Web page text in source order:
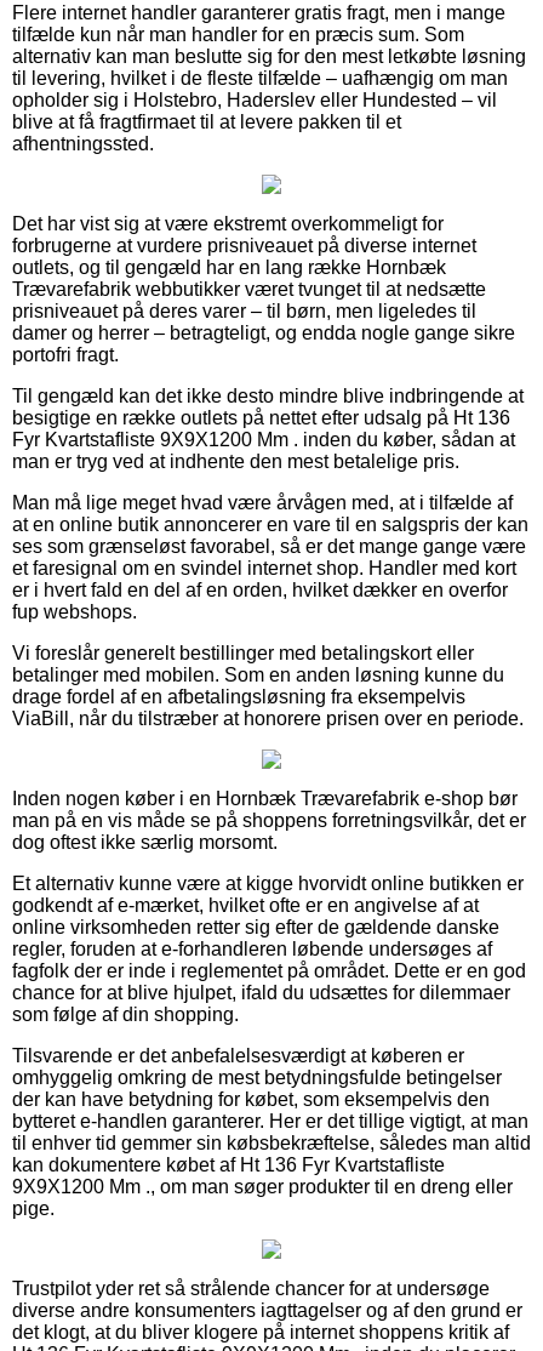
Flere internet handler garanterer gratis fragt, men i mange
tilfælde kun når man handler for en præcis sum. Som
alternativ kan man beslutte sig for den mest letkøbte løsning
til levering, hvilket i de fleste tilfælde – uafhængig om man
opholder sig i Holstebro, Haderslev eller Hundested – vil
blive at få fragtfirmaet til at levere pakken til et
afhentningssted.
Det har vist sig at være ekstremt overkommeligt for
forbrugerne at vurdere prisniveauet på diverse internet
outlets, og til gengæld har en lang række Hornbæk
Trævarefabrik webbutikker været tvunget til at nedsætte
prisniveauet på deres varer – til børn, men ligeledes til
damer og herrer – betragteligt, og endda nogle gange sikre
portofri fragt.
Til gengæld kan det ikke desto mindre blive indbringende at
besigtige en række outlets på nettet efter udsalg på Ht 136
Fyr Kvartstafliste 9X9X1200 Mm . inden du køber, sådan at
man er tryg ved at indhente den mest betalelige pris.
Man må lige meget hvad være årvågen med, at i tilfælde af
at en online butik annoncerer en vare til en salgspris der kan
ses som grænseløst favorabel, så er det mange gange være
et faresignal om en svindel internet shop. Handler med kort
er i hvert fald en del af en orden, hvilket dækker en overfor
fup webshops.
Vi foreslår generelt bestillinger med betalingskort eller
betalinger med mobilen. Som en anden løsning kunne du
drage fordel af en afbetalingsløsning fra eksempelvis
ViaBill, når du tilstræber at honorere prisen over en periode.
Inden nogen køber i en Hornbæk Trævarefabrik e-shop bør
man på en vis måde se på shoppens forretningsvilkår, det er
dog oftest ikke særlig morsomt.
Et alternativ kunne være at kigge hvorvidt online butikken er
godkendt af e-mærket, hvilket ofte er en angivelse af at
online virksomheden retter sig efter de gældende danske
regler, foruden at e-forhandleren løbende undersøges af
fagfolk der er inde i reglementet på området. Dette er en god
chance for at blive hjulpet, ifald du udsættes for dilemmaer
som følge af din shopping.
Tilsvarende er det anbefalelsesværdigt at køberen er
omhyggelig omkring de mest betydningsfulde betingelser
der kan have betydning for købet, som eksempelvis den
bytteret e-handlen garanterer. Her er det tillige vigtigt, at man
til enhver tid gemmer sin købsbekræftelse, således man altid
kan dokumentere købet af Ht 136 Fyr Kvartstafliste
9X9X1200 Mm ., om man søger produkter til en dreng eller
pige.
Trustpilot yder ret så strålende chancer for at undersøge
diverse andre konsumenters iagttagelser og af den grund er
det klogt, at du bliver klogere på internet shoppens kritik af